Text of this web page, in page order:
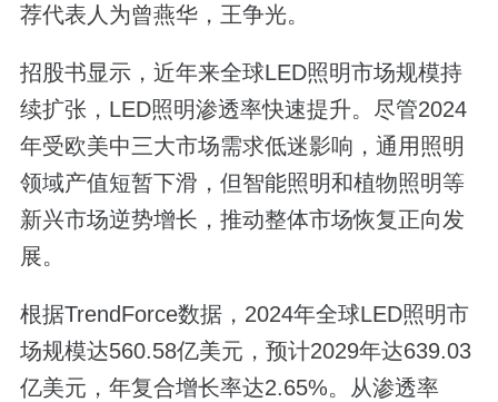
荐代表人为曾燕华，王争光。
招股书显示，近年来全球LED照明市场规模持
续扩张，LED照明渗透率快速提升。尽管2024
年受欧美中三大市场需求低迷影响，通用照明
领域产值短暂下滑，但智能照明和植物照明等
新兴市场逆势增长，推动整体市场恢复正向发
展。
根据TrendForce数据，2024年全球LED照明市
场规模达560.58亿美元，预计2029年达639.03
亿美元，年复合增长率达2.65%。从渗透率